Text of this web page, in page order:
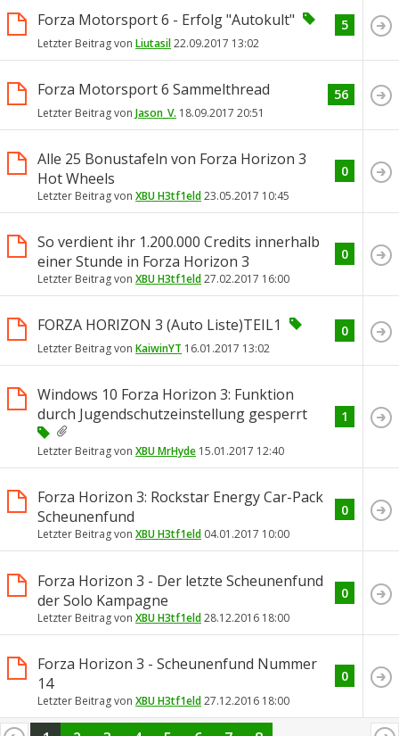
Forza Motorsport 6 - Erfolg "Autokult"
Letzter Beitrag von Liutasil22.09.2017 13:02
5
Forza Motorsport 6 Sammelthread
Letzter Beitrag von Jason_V. 18.09.2017 20:51
56
Alle 25 Bonustafeln von Forza Horizon 3
Hot Wheels
Letzter Beitrag von XBU H3tf1eld23.05.2017 10:45
0
So verdient ihr 1.200.000 Credits innerhalb
einer Stunde in Forza Horizon 3
Letzter Beitrag von XBU H3tf1eld27.02.2017 16:00
0
FORZA HORIZON 3 (Auto Liste)TEIL1
Letzter Beitrag von KaiwinYT 16.01.2017 13:02
0
Windows 10 Forza Horizon 3: Funktion
durch Jugendschutzeinstellung gesperrt
Letzter Beitrag von XBU MrHyde 15.01.2017 12:40
1
Forza Horizon 3: Rockstar Energy Car-Pack
Scheunenfund
Letzter Beitrag von XBU H3tf1eld 04.01.2017 10:00
0
Forza Horizon 3 - Der letzte Scheunenfund
der Solo Kampagne
Letzter Beitrag von XBU H3tf1eld28.12.2016 18:00
0
Forza Horizon 3 - Scheunenfund Nummer
14
Letzter Beitrag von XBU H3tf1eld27.12.2016 18:00
0